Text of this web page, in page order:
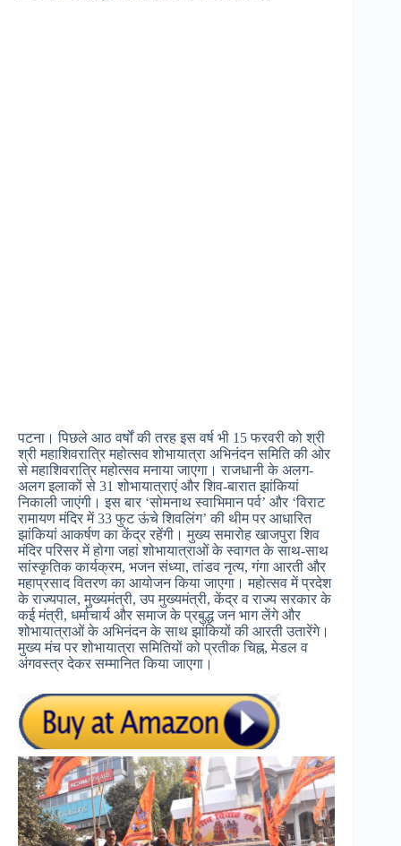
पटना। पिछले आठ वर्षों की तरह इस वर्ष भी 15 फरवरी को श्री
श्री महाशिवरात्रि महोत्सव शोभायात्रा अभिनंदन समिति की ओर
से महाशिवरात्रि महोत्सव मनाया जाएगा। राजधानी के अलग-
अलग इलाकों से 31 शोभायात्राएं और शिव-बारात झांकियां
निकाली जाएंगी। इस बार ‘सोमनाथ स्वाभिमान पर्व’ और ‘विराट
रामायण मंदिर में 33 फुट ऊंचे शिवलिंग’ की थीम पर आधारित
झांकियां आकर्षण का केंद्र रहेंगी। मुख्य समारोह खाजपुरा शिव
मंदिर परिसर में होगा जहां शोभायात्राओं के स्वागत के साथ-साथ
सांस्कृतिक कार्यक्रम, भजन संध्या, तांडव नृत्य, गंगा आरती और
महाप्रसाद वितरण का आयोजन किया जाएगा। महोत्सव में प्रदेश
के राज्यपाल, मुख्यमंत्री, उप मुख्यमंत्री, केंद्र व राज्य सरकार के
कई मंत्री, धर्माचार्य और समाज के प्रबुद्ध जन भाग लेंगे और
शोभायात्राओं के अभिनंदन के साथ झांकियों की आरती उतारेंगे।
मुख्य मंच पर शोभायात्रा समितियों को प्रतीक चिह्न, मेडल व
अंगवस्त्र देकर सम्मानित किया जाएगा।